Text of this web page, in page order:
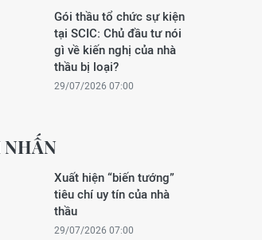
Gói thầu tổ chức sự kiện
tại SCIC: Chủ đầu tư nói
gì về kiến nghị của nhà
thầu bị loại?
29/07/2026 07:00
NHẤN
Xuất hiện “biến tướng”
tiêu chí uy tín của nhà
thầu
29/07/2026 07:00